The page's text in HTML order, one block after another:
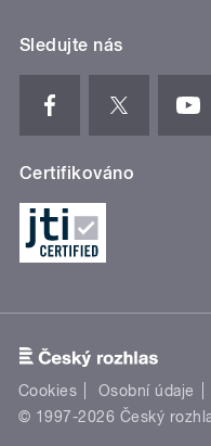
Sledujte nás
Certifikováno
Cookies Osobní údaje
© 1997-2026 Český